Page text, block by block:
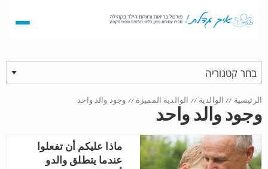
الرئيسية // الوالدية // الوالدية المميزة // وجود والد واحد
وجود والد واحد
ماذا عليكم أن تفعلوا
عندما يتطلق والدو